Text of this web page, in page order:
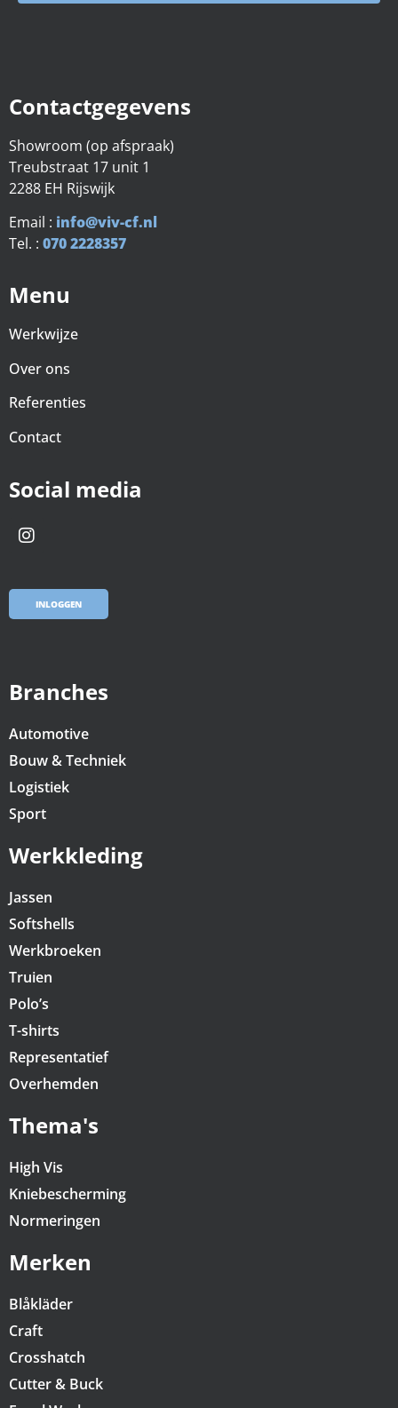
Contactgegevens
Showroom (op afspraak)
Treubstraat 17 unit 1
2288 EH Rijswijk
Email : info@viv-cf.nl
Tel. : 070 2228357
Menu
Werkwijze
Over ons
Referenties
Contact
Social media
INLOGGEN
Branches
Automotive
Bouw & Techniek
Logistiek
Sport
Werkkleding
Jassen
Softshells
Werkbroeken
Truien
Polo’s
T-shirts
Representatief
Overhemden
Thema's
High Vis
Kniebescherming
Normeringen
Merken
Blåkläder
Craft
Crosshatch
Cutter & Buck